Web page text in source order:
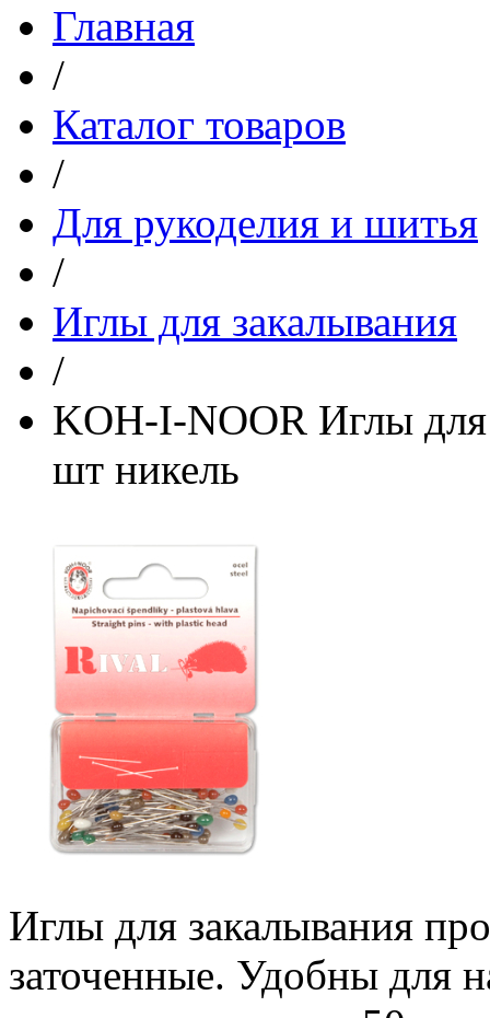
Главная
/
Каталог товаров
/
Для рукоделия и шитья
/
Иглы для закалывания
/
KOH-I-NOOR Иглы
шт никель
Иглы для закалывания
заточенные. Удобны для